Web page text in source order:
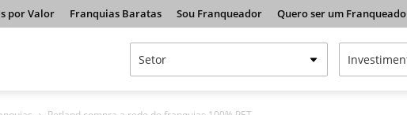
por Valor Franquias Baratas Sou Franqueador Quero ser um Franqueado